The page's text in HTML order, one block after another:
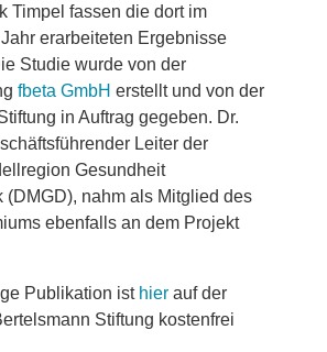
Timpel fassen die dort im
erarbeiteten Ergebnisse
Studie wurde von der
fbeta GmbH erstellt und von der
in Auftrag gegeben. Dr.
Leiter der
Gesundheit
(DMGD), nahm als Mitglied des
ebenfalls an dem Projekt
Publikation ist hierauf der
Stiftung kostenfrei